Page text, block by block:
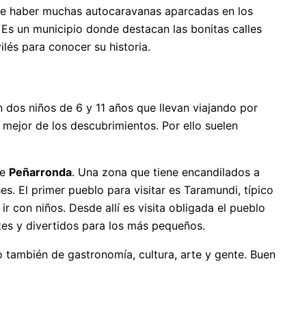
haber muchas autocaravanas aparcadas en los
un municipio donde destacan las bonitas calles
para conocer su historia.
niños de 6 y 11 años que llevan viajando por
de los descubrimientos. Por ello suelen
Peñarronda. Una zona que tiene encandilados a
El primer pueblo para visitar es Taramundi, típico
con niños. Desde allí es visita obligada el pueblo
y divertidos para los más pequeños.
de gastronomía, cultura, arte y gente. Buen